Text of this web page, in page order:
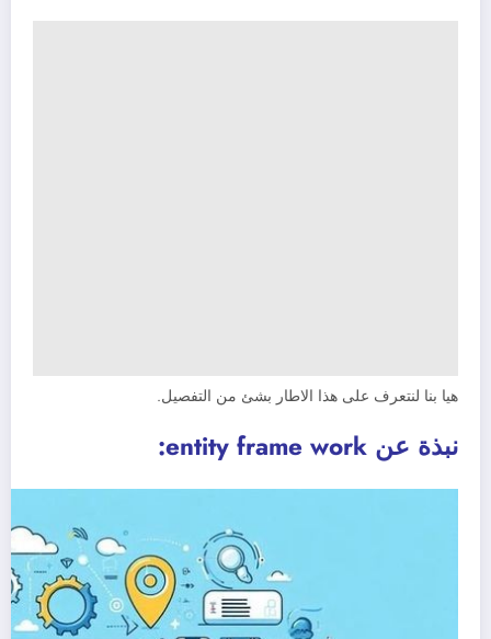
هيا بنا لنتعرف على هذا الاطار بشئ من التفصيل.
نبذة عن entity frame work: